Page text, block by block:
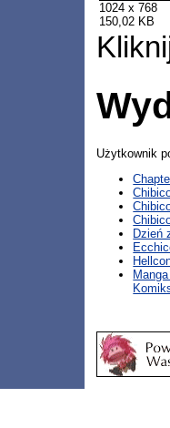
1024 x 768
150,02 KB
Użytkownik
Dzień